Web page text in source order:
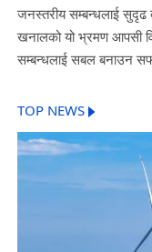
जनस्तरीय सम्बन्धलाई सुदृढ
खनालको यो भ्रमण आपसी
सम्बन्धलाई सबल बनाउन
TOP NEWS